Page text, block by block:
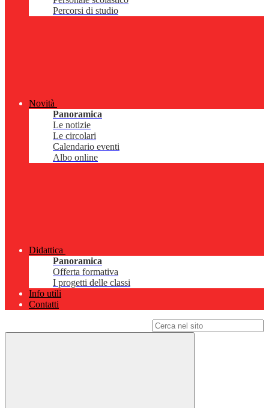
Percorsi di studio
Novità
Panoramica
Le notizie
Le circolari
Calendario eventi
Albo online
Didattica
Panoramica
Offerta formativa
I progetti delle classi
Info utili
Contatti